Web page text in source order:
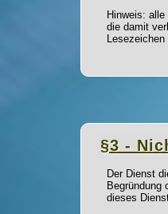
Hinweis:
die damit
§3 -
Der Dienst
Begründung
dieses